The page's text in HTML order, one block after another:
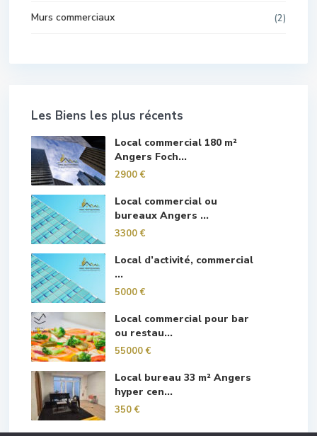
Murs commerciaux (2)
Les Biens les plus récents
Local commercial 180 m²
Angers Foch...
2900 €
Local commercial ou
bureaux Angers ...
3300 €
Local d’activité, commercial
...
5000 €
Local commercial pour bar
ou restau...
55000 €
Local bureau 33 m² Angers
hyper cen...
350 €